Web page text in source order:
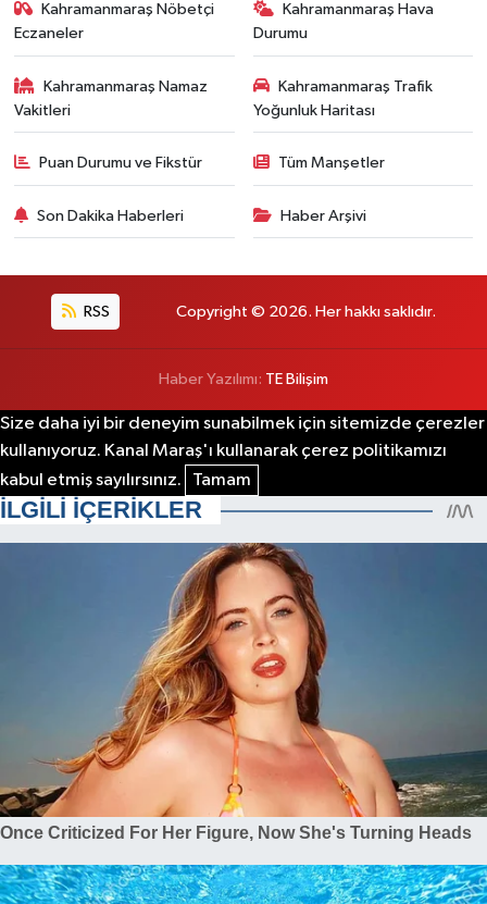
Kahramanmaraş Nöbetçi
Eczaneler
Kahramanmaraş Hava
Durumu
Kahramanmaraş Namaz
Vakitleri
Kahramanmaraş Trafik
Yoğunluk Haritası
Puan Durumu ve Fikstür Tüm Manşetler
Son Dakika Haberleri Haber Arşivi
RSS Copyright © 2026. Her hakkı saklıdır.
Haber Yazılımı: TE Bilişim
Size daha iyi bir deneyim sunabilmek için sitemizde çerezler
kullanıyoruz. Kanal Maraş'ı kullanarak çerez politikamızı
kabul etmiş sayılırsınız.
Tamam